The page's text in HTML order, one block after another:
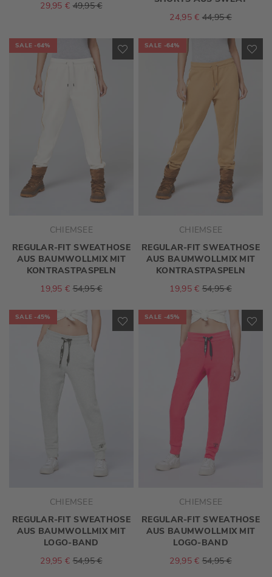
29,95 € 49,95 €
24,95 € 44,95 €
SALE -64%
ZUR
WUNSCHLISTE
HINZUFÜGEN
CHIEMSEE
REGULAR-FIT SWEATHOSE
AUS BAUMWOLLMIX MIT
KONTRASTPASPELN
19,95 € 54,95 €
SALE -64%
CHIEMSEE
REGULAR-FIT SWEATHOSE
AUS BAUMWOLLMIX MIT
KONTRASTPASPELN
19,95 € 54,95 €
SALE -45%
ZUR
WUNSCHLISTE
HINZUFÜGEN
CHIEMSEE
REGULAR-FIT SWEATHOSE
AUS BAUMWOLLMIX MIT
LOGO-BAND
29,95 € 54,95 €
SALE -45%
CHIEMSEE
REGULAR-FIT SWEATHOSE
AUS BAUMWOLLMIX MIT
LOGO-BAND
29,95 € 54,95 €